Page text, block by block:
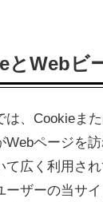
とWebビ
は、Cookieま
Webページを
て広く利用さ
ーザーの当サ